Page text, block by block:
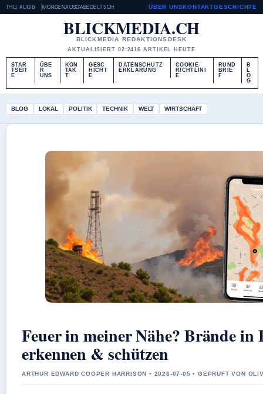
THU, AUG 6 MORGENAUSGABEDEUTSCH ÜBER UNSKONTAKTGESCHICHTE
BLICKMEDIA.CH
BLICKMEDIA REDAKTIONSDESK
AKTUALISIERT 02:2416 ARTIKEL HEUTE
STAR
TSEIT
E
ÜBE
R
UNS
KON
TAK
T
GESC
HICHT
E
DATENSCHUTZ
ERKLÄRUNG
COOKIE-
RICHTLINI
E
RUND
BRIE
F
B
L
O
G
BLOG LOKAL POLITIK TECHNIK WELT WIRTSCHAFT
Feuer in meiner Nähe? Brände in
erkennen & schützen
ARTHUR EDWARD COOPER HARRISON • 2026-07-05 • GEPRUFT VON